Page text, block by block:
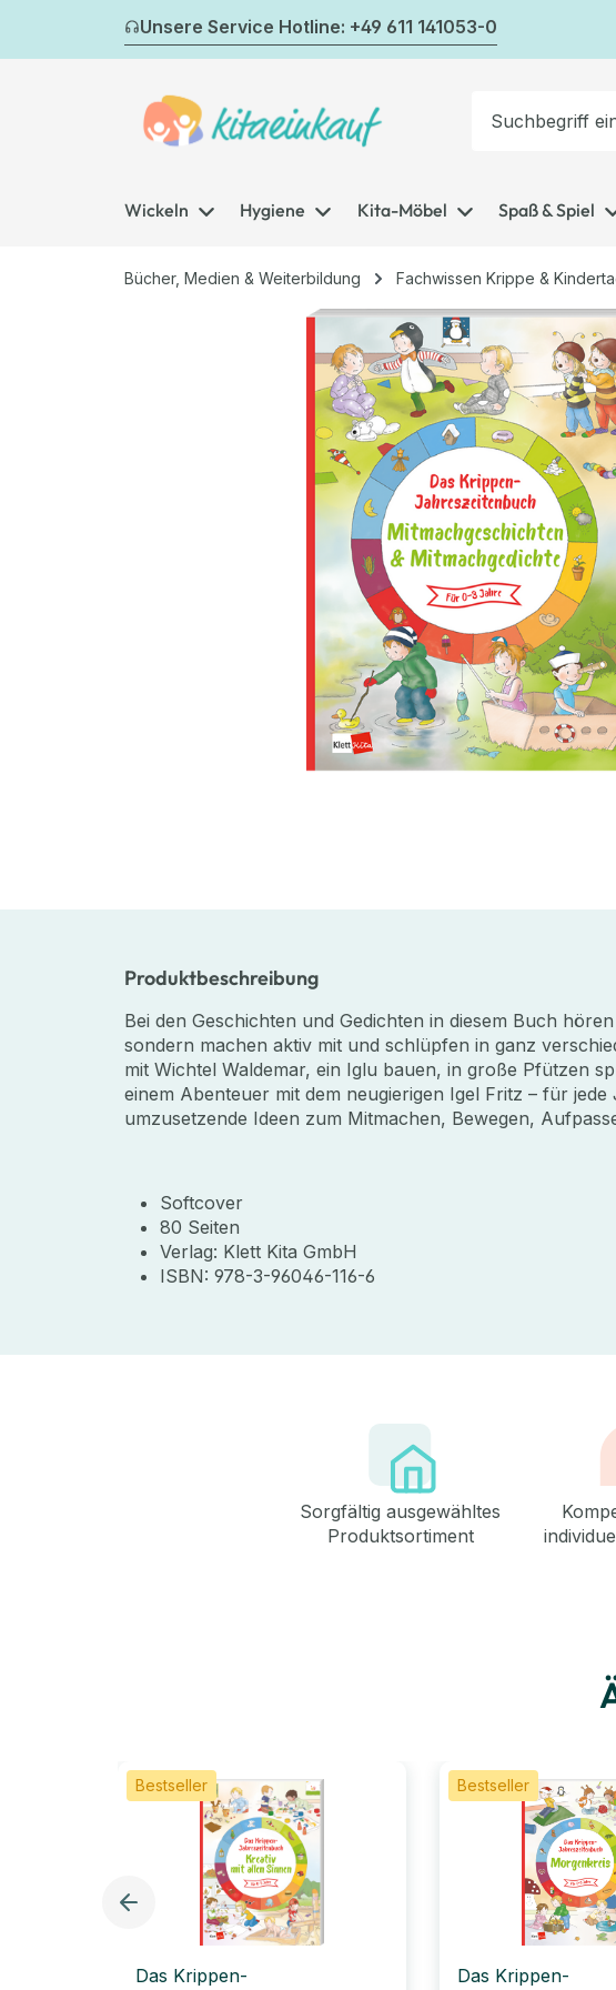
Hauptinhalt springen
Zur Suche springen
Zur Hauptnavigation springen
Unsere Service Hotline: +49 611 141053-0
Wickeln Hygiene Kita-Möbel Spaß & Spiel
Bücher, Medien & Weiterbildung Fachwissen Krippe &
Bildergalerie überspringen
Produktbeschreibung
Bei den Geschichten und Gedichten in diesem Buch
sondern machen aktiv mit und schlüpfen in ganz
mit Wichtel Waldemar, ein Iglu bauen, in große Pfützen
einem Abenteuer mit dem neugierigen Igel Fritz – für
umzusetzende Ideen zum Mitmachen, Bewegen,
Softcover
80 Seiten
Verlag: Klett Kita GmbH
ISBN: 978-3-96046-116-6
Sorgfältig ausgewähltes
Produktsortiment
Bestseller
Das Krippen-
Bestseller
Das Krippen-